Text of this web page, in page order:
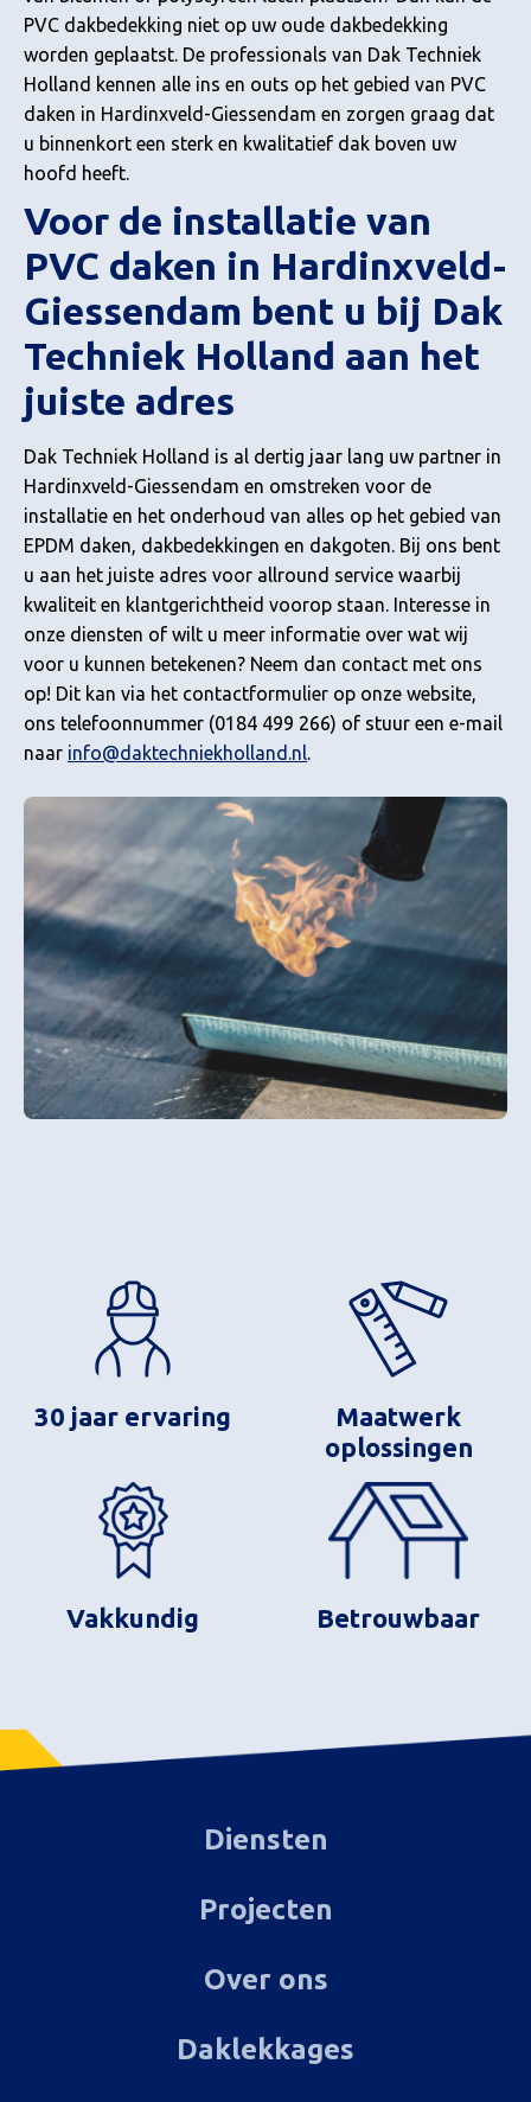
PVC dakbedekking niet op uw oude dakbedekking
worden geplaatst. De professionals van Dak Techniek
Holland kennen alle ins en outs op het gebied van PVC
daken in Hardinxveld-Giessendam en zorgen graag dat
u binnenkort een sterk en kwalitatief dak boven uw
hoofd heeft.
Voor de installatie van
PVC daken in Hardinxveld-
Giessendam bent u bij Dak
Techniek Holland aan het
juiste adres
Dak Techniek Holland is al dertig jaar lang uw partner in
Hardinxveld-Giessendam en omstreken voor de
installatie en het onderhoud van alles op het gebied van
EPDM daken, dakbedekkingen en dakgoten. Bij ons bent
u aan het juiste adres voor allround service waarbij
kwaliteit en klantgerichtheid voorop staan. Interesse in
onze diensten of wilt u meer informatie over wat wij
voor u kunnen betekenen? Neem dan contact met ons
op! Dit kan via het contactformulier op onze website,
ons telefoonnummer (0184 499 266) of stuur een e-mail
naar info@daktechniekholland.nl.
30 jaar ervaring
Maatwerk
oplossingen
Vakkundig Betrouwbaar
Diensten
Projecten
Over ons
Daklekkages